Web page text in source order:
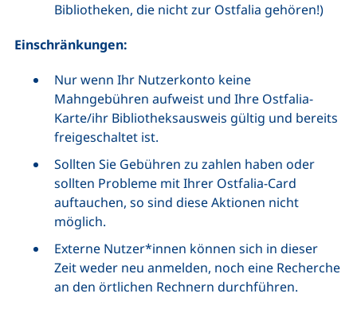
Bibliotheken, die nicht zur Ostfalia gehören!)
Einschränkungen:
Nur wenn Ihr Nutzerkonto keine
Mahngebühren aufweist und Ihre Ostfalia-
Karte/ihr Bibliotheksausweis gültig und bereits
freigeschaltet ist.
Sollten Sie Gebühren zu zahlen haben oder
sollten Probleme mit Ihrer Ostfalia-Card
auftauchen, so sind diese Aktionen nicht
möglich.
Externe Nutzer*innen können sich in dieser
Zeit weder neu anmelden, noch eine Recherche
an den örtlichen Rechnern durchführen.